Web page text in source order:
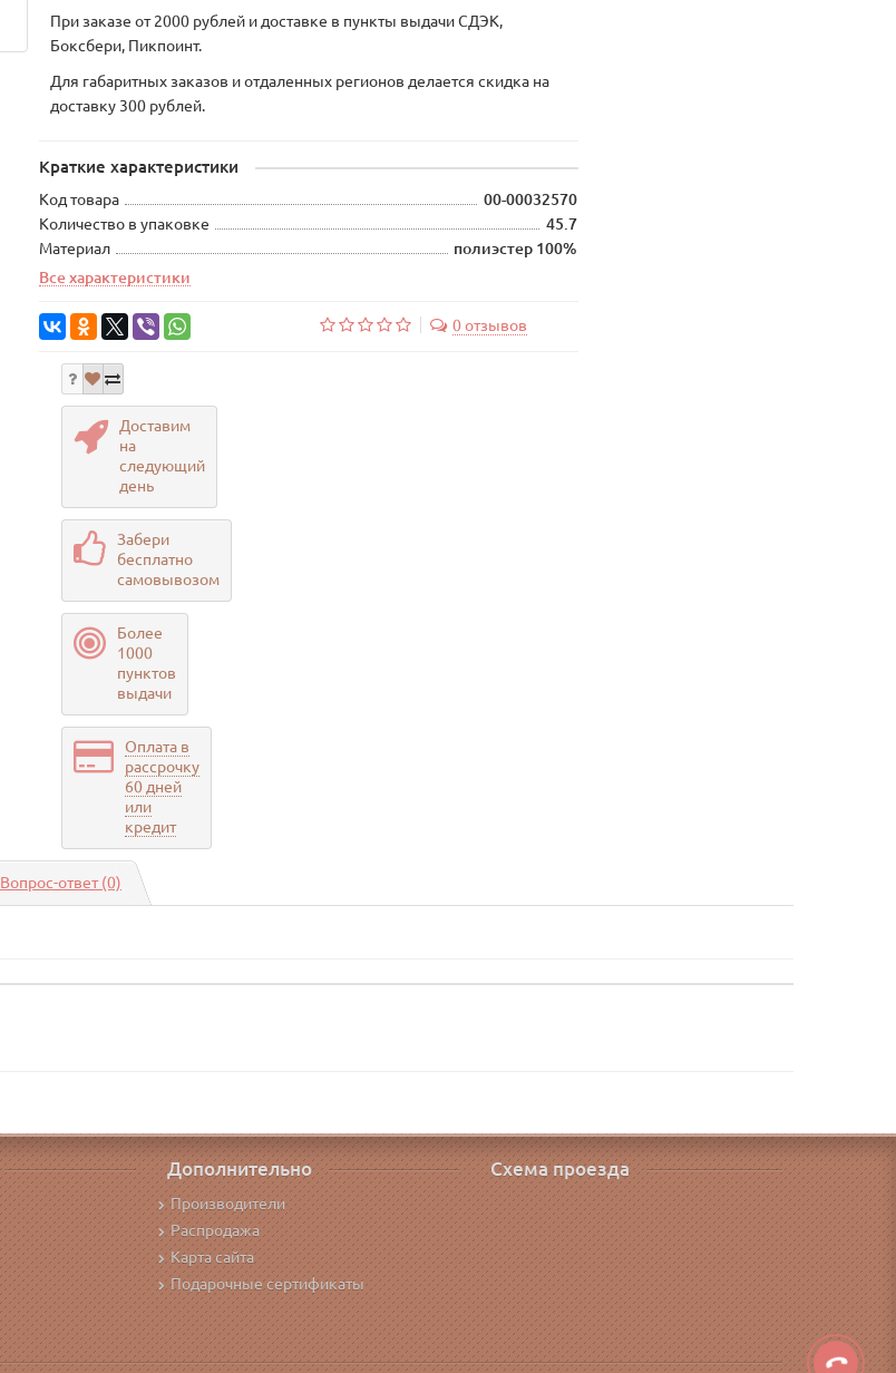
При заказе от 2000 рублей и доставке в пункты выдачи СДЭК,
Боксбери, Пикпоинт.
Для габаритных заказов и отдаленных регионов делается скидка на
доставку 300 рублей.
Краткие характеристики
Код товара
00-00032570
Количество в упаковке
45.7
Материал
полиэстер 100%
Все характеристики
0 отзывов
Доставим
на
следующий
день
Забери
бесплатно
самовывозом
Более
1000
пунктов
выдачи
Оплата в
рассрочку
60 дней
или
кредит
Вопрос-ответ(0)
Дополнительно
Производители
Распродажа
Карта сайта
Подарочные сертификаты
Схема проезда